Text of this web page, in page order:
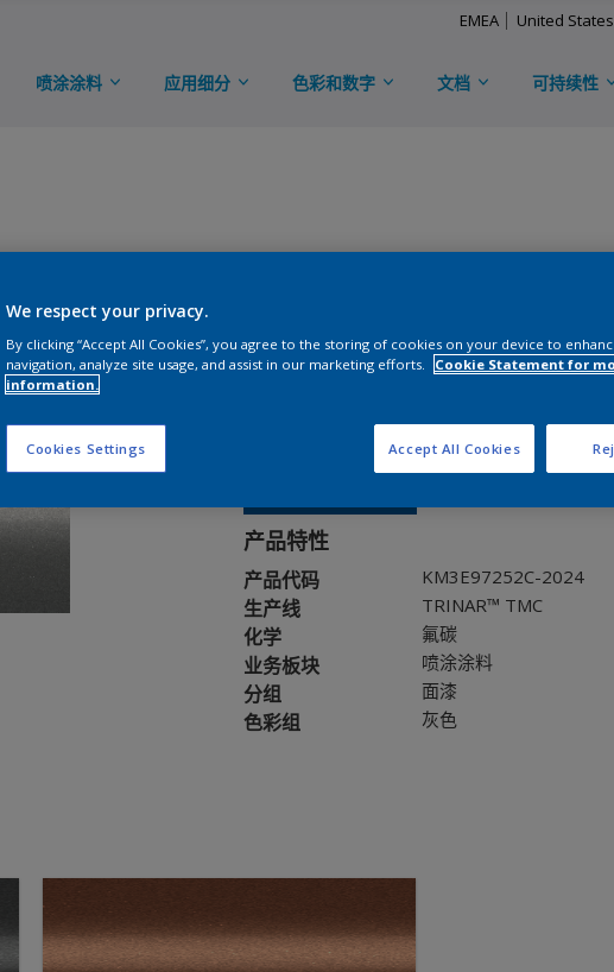
EMEA United States
喷涂涂料 应用细分 色彩和数字 文档 可持续性
3D
KM3E97252C-2024
Semi Gloss
产品特性
产品代码 KM3E97252C-2024
生产线 TRINAR™ TMC
化学 氟碳
业务板块 喷涂涂料
分组 面漆
色彩组 灰色
We respect your privacy.
By clicking “Accept All Cookies”, you agree to the storing of cookies on your device to
navigation, analyze site usage, and assist in our marketing efforts.
Cookie Statement for
information.
Cookies Settings Accept All Cookies